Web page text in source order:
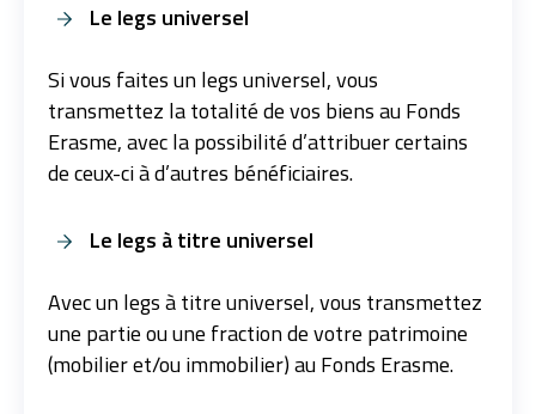
Le legs universel
Si vous faites un legs universel, vous
transmettez la totalité de vos biens au Fonds
Erasme, avec la possibilité d’attribuer certains
de ceux-ci à d’autres bénéficiaires.
Le legs à titre universel
Avec un legs à titre universel, vous transmettez
une partie ou une fraction de votre patrimoine
(mobilier et/ou immobilier) au Fonds Erasme.